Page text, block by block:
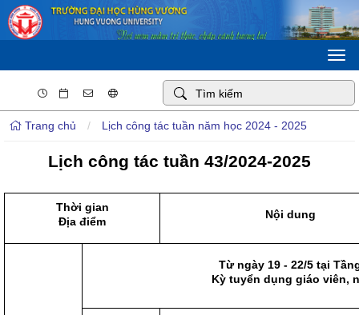
Trang chủ / Lịch công tác tuần năm học 2024 - 2025
Lịch công tác tuần 43/2024-2025
Thời gian
Địa điểm
Nội dung
Từ ngày 19 - 22/5 tại
Kỳ tuyển dụng giáo viên,